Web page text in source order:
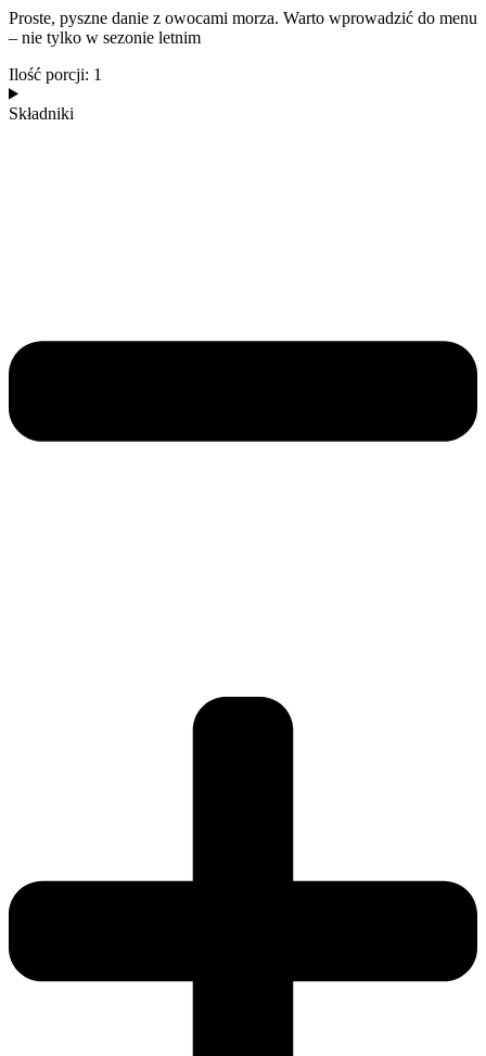
Proste, pyszne danie z owocami morza. Warto wprowadzić do menu
– nie tylko w sezonie letnim
Ilość porcji: 1
Składniki